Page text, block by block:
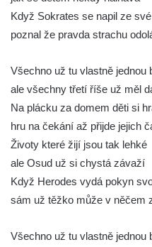
Když Sokrates se napil ze
poznal že pravda strachu
Všechno už tu vlastně jednou
ale všechny třetí říše už měl
Na plácku za domem děti si
hru na čekání až přijde jejich
Životy které žijí jsou tak lehké
ale Osud už si chystá závaží
Když Herodes vydá pokyn
sám už těžko může v něčem
Všechno už tu vlastně jednou